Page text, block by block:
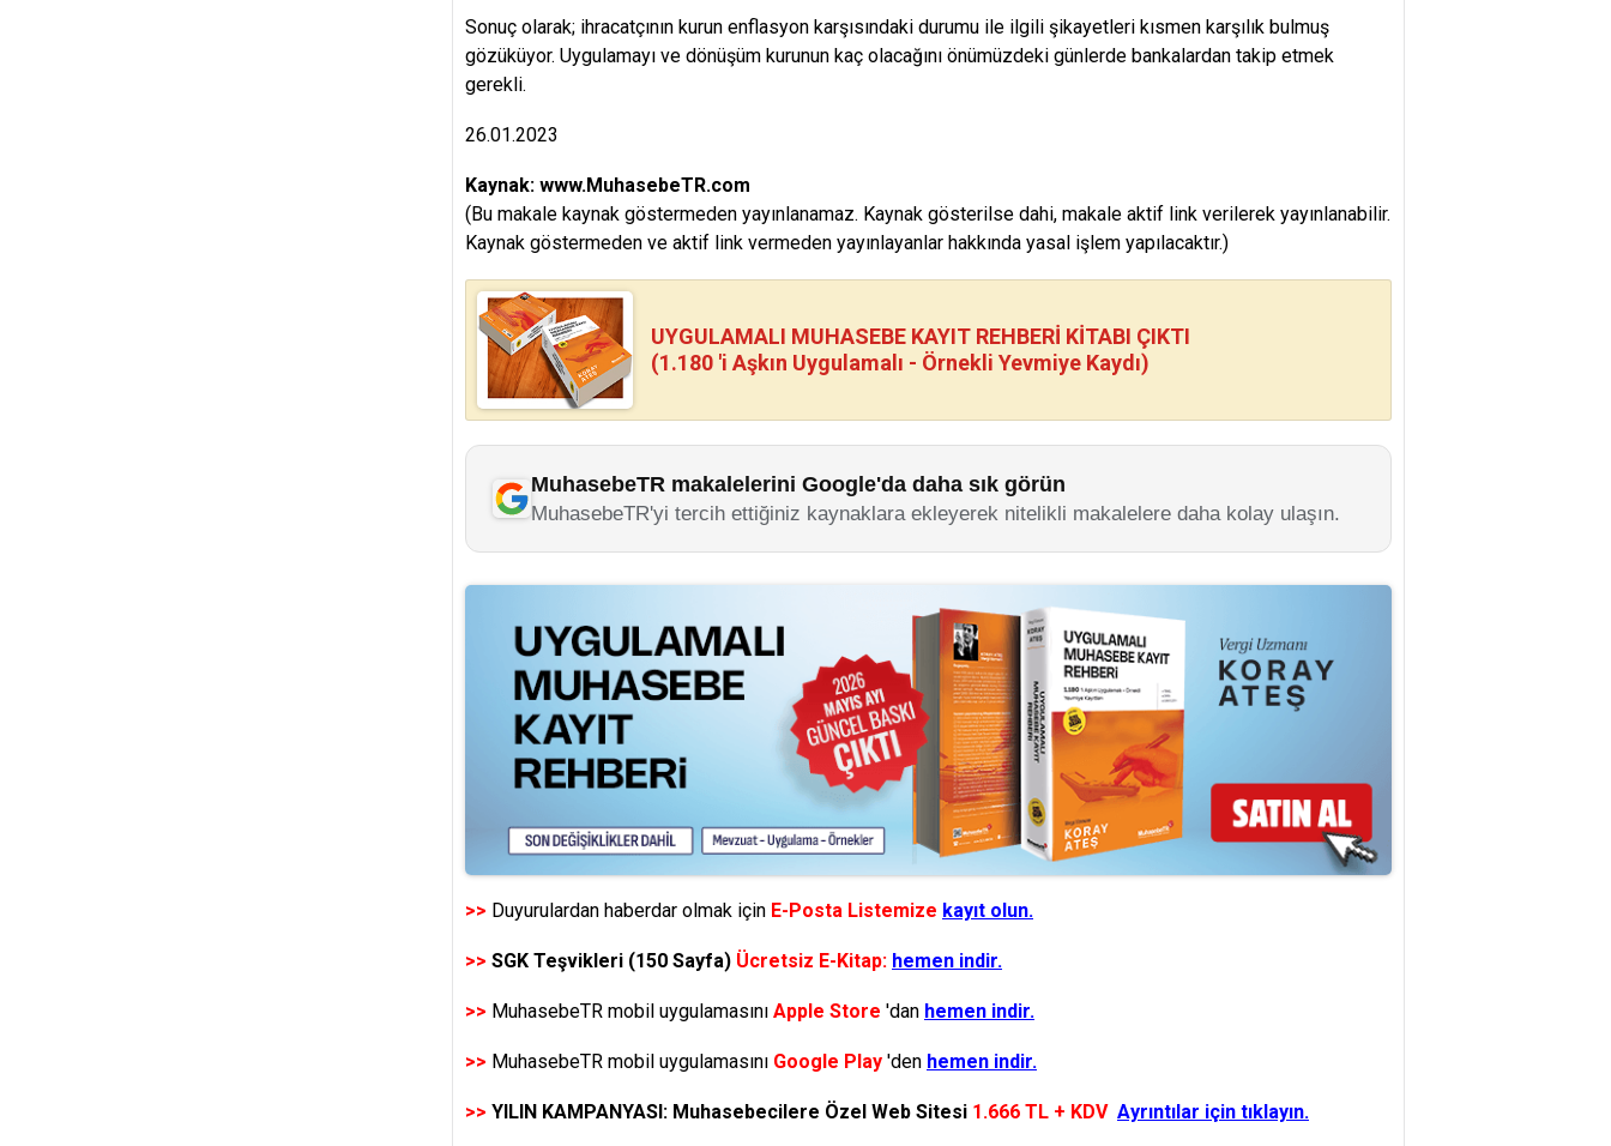
Sonuç olarak; ihracatçının kurun enflasyon karşısındaki durumu ile ilgili şikayetleri kısmen karşılık bulmuş
gözüküyor. Uygulamayı ve dönüşüm kurunun kaç olacağını önümüzdeki günlerde bankalardan takip etmek
gerekli.
26.01.2023
Kaynak: www.MuhasebeTR.com
(Bu makale kaynak göstermeden yayınlanamaz. Kaynak gösterilse dahi, makale aktif link verilerek yayınlanabilir.
Kaynak göstermeden ve aktif link vermeden yayınlayanlar hakkında yasal işlem yapılacaktır.)
UYGULAMALI MUHASEBE KAYIT REHBERİ KİTABI ÇIKTI
(1.180 'i Aşkın Uygulamalı - Örnekli Yevmiye Kaydı)
MuhasebeTR makalelerini Google'da daha sık görün
MuhasebeTR'yi tercih ettiğiniz kaynaklara ekleyerek nitelikli makalelere daha kolay ulaşın.
>> Duyurulardan haberdar olmak için E-Posta Listemize kayıt olun.
>> SGK Teşvikleri (150 Sayfa) Ücretsiz E-Kitap: hemen indir.
>> MuhasebeTR mobil uygulamasını Apple Store 'dan hemen indir.
>> MuhasebeTR mobil uygulamasını Google Play 'den hemen indir.
>> YILIN KAMPANYASI: Muhasebecilere Özel Web Sitesi 1.666 TL + KDV Ayrıntılar için tıklayın.